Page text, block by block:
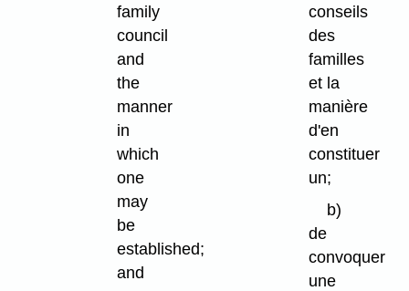
family
council
and
the
manner
in
which
one
may
be
established;
and
conseils
des
familles
et la
manière
d'en
constituer
un;
b)
de
convoquer
une